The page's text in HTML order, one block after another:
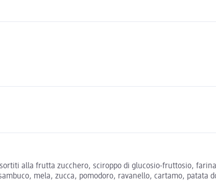
alla frutta zucchero, sciroppo di glucosio-fruttosio,
mela, zucca, pomodoro, ravanello, cartamo,